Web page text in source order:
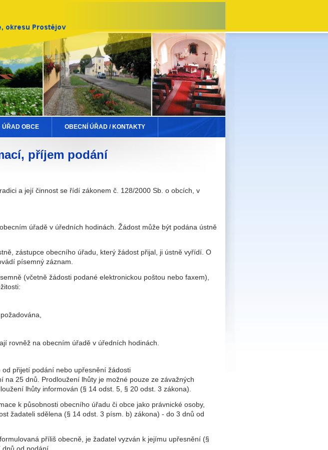
ÚŘAD OBCE OBECNÍ ÚŘAD / KONTAKTY
příjem podání
a její činnost se řídí zákonem č. 128/2000 Sb. o obcích, v
úřadě v úředních hodinách. Žádost může být podána ústně
zástupce obecního úřadu, který žádost přijal, ji ústně vyřídí. O
písemný záznam.
(včetně žádosti podané elektronickou poštou nebo faxem),
rovněž na obecním úřadě v úředních hodinách.
přijetí podání nebo upřesnění žádosti
na 25 dnů. Prodloužení lhůty je možné pouze ze závažných
lhůty informován (§ 14 odst. 5, § 20 odst. 3 zákona).
k působnosti obecního úřadu či obce jako právnické osoby,
žadateli sdělena (§ 14 odst. 3 písm. b) zákona) - do 3 dnů od
příliš obecně, je žadatel vyzván k jejímu upřesnění (§